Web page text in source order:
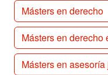
Másters en derecho
Másters en derecho
Másters en